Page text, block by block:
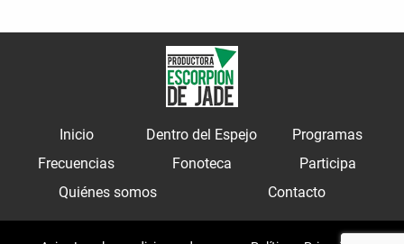
Inicio Dentro del Espejo
Programas
Frecuencias
Fonoteca
Participa
Quiénes somos
Contacto